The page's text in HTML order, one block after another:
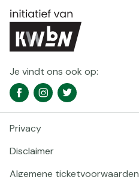
Je vindt ons ook op:
Social
media
navigatie
FacebookInstagramTwitter
Footer
Privacy
Disclaimer
Algemene ticketvoorwaarden